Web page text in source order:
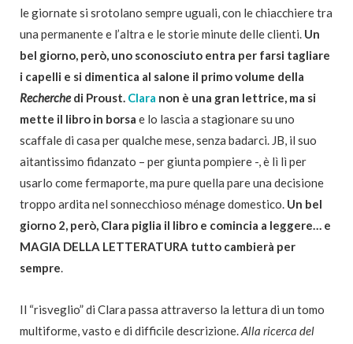
le giornate si srotolano sempre uguali, con le chiacchiere tra
una permanente e l’altra e le storie minute delle clienti. Un
bel giorno, però, uno sconosciuto entra per farsi tagliare
i capelli e si dimentica al salone il primo volume della
Recherchedi Proust. Clara non è una gran lettrice, ma si
mette il libro in borsa e lo lascia a stagionare su uno
scaffale di casa per qualche mese, senza badarci. JB, il suo
aitantissimo fidanzato – per giunta pompiere -, è lì lì per
usarlo come fermaporte, ma pure quella pare una decisione
troppo ardita nel sonnecchioso ménage domestico. Un bel
giorno 2, però, Clara piglia il libro e comincia a leggere… e
MAGIA DELLA LETTERATURA tutto cambierà per
sempre.
Il “risveglio” di Clara passa attraverso la lettura di un tomo
multiforme, vasto e di difficile descrizione.Alla ricerca del